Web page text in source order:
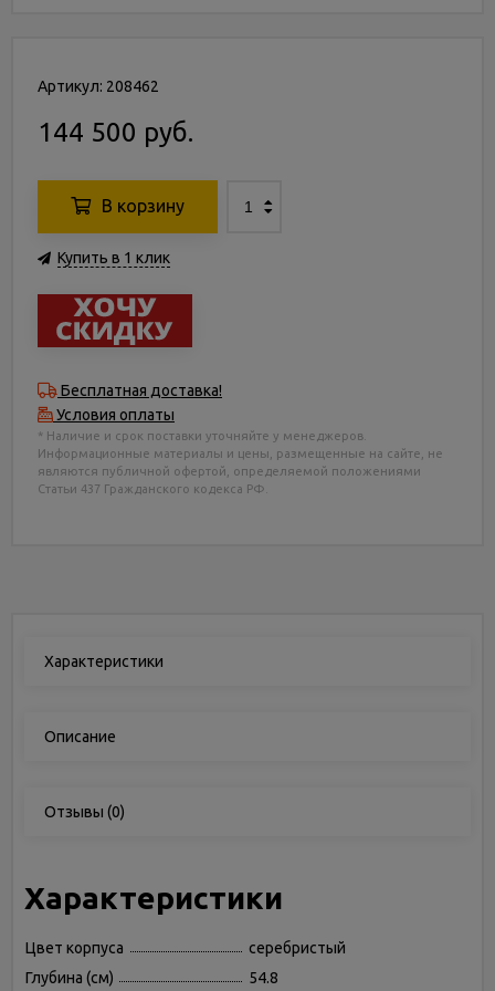
Артикул: 208462
144 500 руб.
В корзину
Купить в 1 клик
Бесплатная доставка!
Условия оплаты
* Наличие и срок поставки уточняйте у менеджеров.
Информационные материалы и цены, размещенные на сайте, не
являются публичной офертой, определяемой положениями
Статьи 437 Гражданского кодекса РФ.
Характеристики
Описание
Отзывы (0)
Характеристики
Цвет корпуса
серебристый
Глубина (см)
54.8